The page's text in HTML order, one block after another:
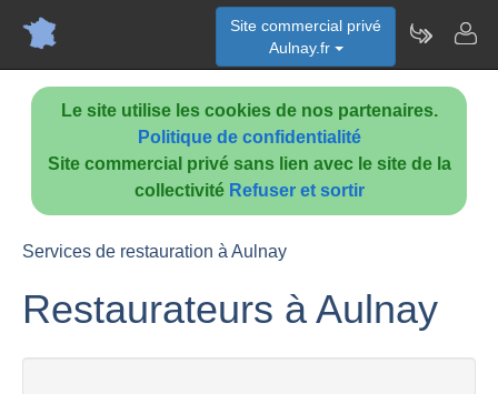
Le site utilise les cookies de nos partenaires.
Politique de confidentialité
Site commercial privé sans lien avec le site de la
collectivité Refuser et sortir
Site commercial privé
Aulnay.fr
Services de restauration à Aulnay
Restaurateurs à Aulnay